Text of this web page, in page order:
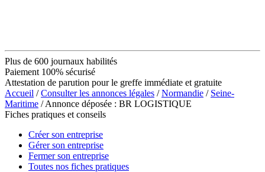
Plus de 600 journaux habilités
Paiement 100% sécurisé
Attestation de parution pour le greffe immédiate et gratuite
Accueil /Consulter les annonces légales /Normandie / Seine-
Maritime / Annonce déposée : BR LOGISTIQUE
Fiches pratiques et conseils
Créer son entreprise
Gérer son entreprise
Fermer son entreprise
Toutes nos fiches pratiques